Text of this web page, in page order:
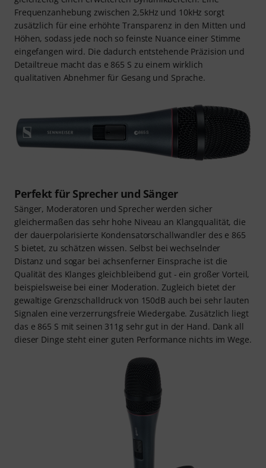
Frequenzanhebung zwischen 2,5kHz und 10kHz sorgt
zusätzlich für eine erhöhte Transparenz in den Mitten und
Höhen, sodass jede noch so feinste Nuance einer Stimme
eingefangen wird. Die dadurch entstehende Präzision und
Detailtreue macht das e 865 S zu einem wirklich
qualitativen Abnehmer für Gesang und Sprache.
Perfekt für Sprecher und Sänger
Sänger, Moderatoren und Sprecher werden sicher
gleichermaßen das sehr hohe Niveau an Klangqualität, die
der dauerpolarisierte Kondensatorschallwandler des e 865
S bietet, zu schätzen wissen. Selbst bei wechselnder
Distanz und sogar bei achsenferner Einsprache ist die
Qualität des Klanges gleichbleibend gut - ein großer Vorteil,
beispielsweise bei einer Moderation. Zugleich bietet der
gewaltige Grenzschalldruck von 150dB auch bei sehr lauten
Signalen eine verzerrungsfreie Wiedergabe. Zusätzlich liegt
das e 865 S mit seinen 311g sehr gut in der Hand. Dank all
dieser Dinge steht einer guten Performance nichts im Wege.